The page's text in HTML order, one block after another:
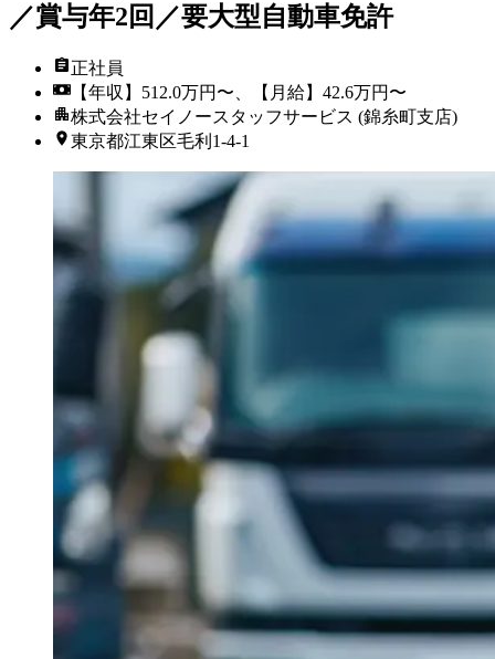
／賞与年2回／要大型自動車免許
正社員
【年収】512.0万円〜、【月給】42.6万円〜
株式会社セイノースタッフサービス (錦糸町支店)
東京都江東区毛利1-4-1